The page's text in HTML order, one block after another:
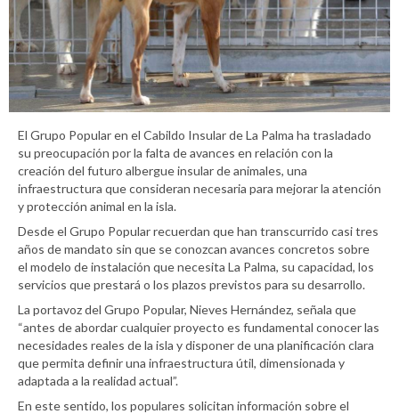
El Grupo Popular en el Cabildo Insular de La Palma ha trasladado
su preocupación por la falta de avances en relación con la
creación del futuro albergue insular de animales, una
infraestructura que consideran necesaria para mejorar la atención
y protección animal en la isla.
Desde el Grupo Popular recuerdan que han transcurrido casi tres
años de mandato sin que se conozcan avances concretos sobre
el modelo de instalación que necesita La Palma, su capacidad, los
servicios que prestará o los plazos previstos para su desarrollo.
La portavoz del Grupo Popular, Nieves Hernández, señala que
“antes de abordar cualquier proyecto es fundamental conocer las
necesidades reales de la isla y disponer de una planificación clara
que permita definir una infraestructura útil, dimensionada y
adaptada a la realidad actual”.
En este sentido, los populares solicitan información sobre el